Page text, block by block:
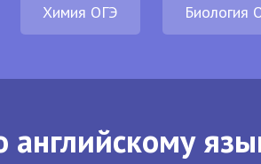
Химия ОГЭ Биология